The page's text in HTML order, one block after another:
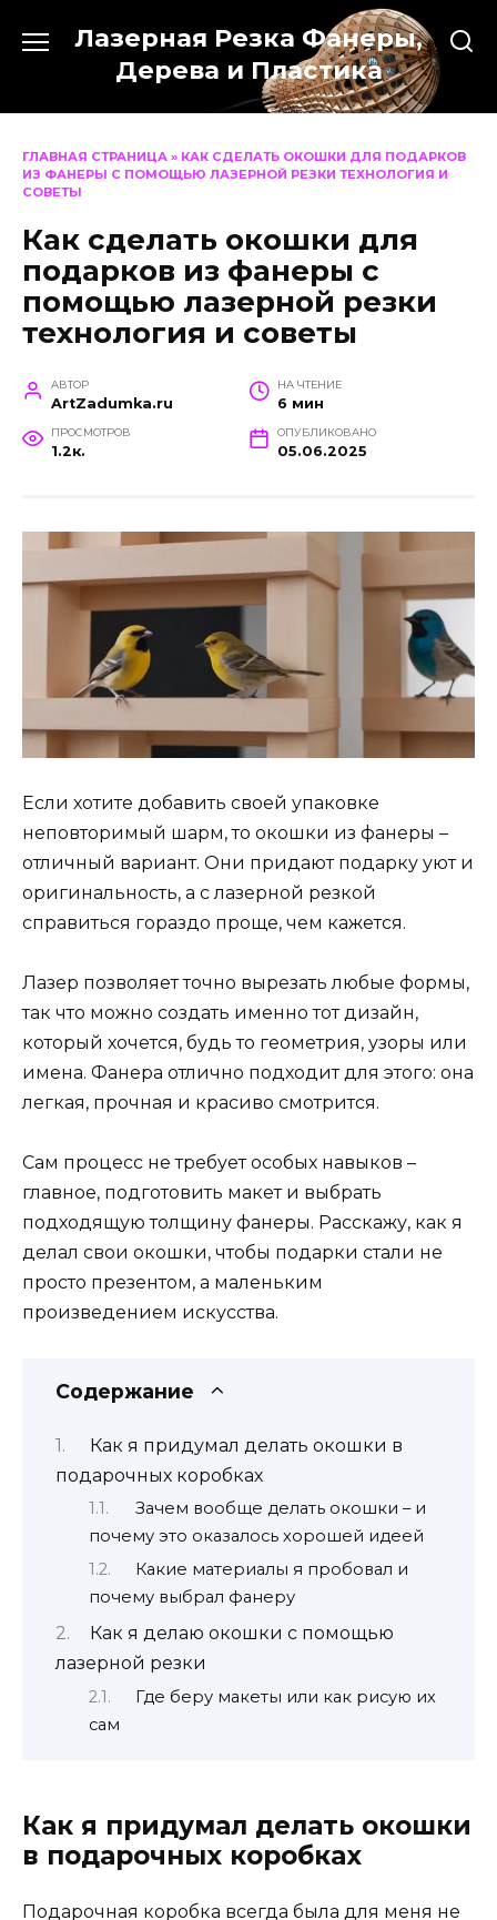
содержанию
Лазерная Резка Фанеры,
Дерева и Пластика
ГЛАВНАЯ СТРАНИЦА » КАК СДЕЛАТЬ ОКОШКИ ДЛЯ ПОДАРКОВ
ИЗ ФАНЕРЫ С ПОМОЩЬЮ ЛАЗЕРНОЙ РЕЗКИ ТЕХНОЛОГИЯ И
СОВЕТЫ
Как сделать окошки для
подарков из фанеры с
помощью лазерной резки
технология и советы
АВТОР
ArtZadumka.ru
НА ЧТЕНИЕ
6 мин
ПРОСМОТРОВ
1.2к.
ОПУБЛИКОВАНО
05.06.2025
Если хотите добавить своей упаковке
неповторимый шарм, то окошки из фанеры –
отличный вариант. Они придают подарку уют и
оригинальность, а с лазерной резкой
справиться гораздо проще, чем кажется.
Лазер позволяет точно вырезать любые формы,
так что можно создать именно тот дизайн,
который хочется, будь то геометрия, узоры или
имена. Фанера отлично подходит для этого: она
легкая, прочная и красиво смотрится.
Сам процесс не требует особых навыков –
главное, подготовить макет и выбрать
подходящую толщину фанеры. Расскажу, как я
делал свои окошки, чтобы подарки стали не
просто презентом, а маленьким
произведением искусства.
Содержание
Как я придумал делать окошки в
подарочных коробках
Зачем вообще делать окошки – и
почему это оказалось хорошей идеей
Какие материалы я пробовал и
почему выбрал фанеру
Как я делаю окошки с помощью
лазерной резки
Где беру макеты или как рисую их
сам
Как я придумал делать окошки
в подарочных коробках
Подарочная коробка всегда была для меня не